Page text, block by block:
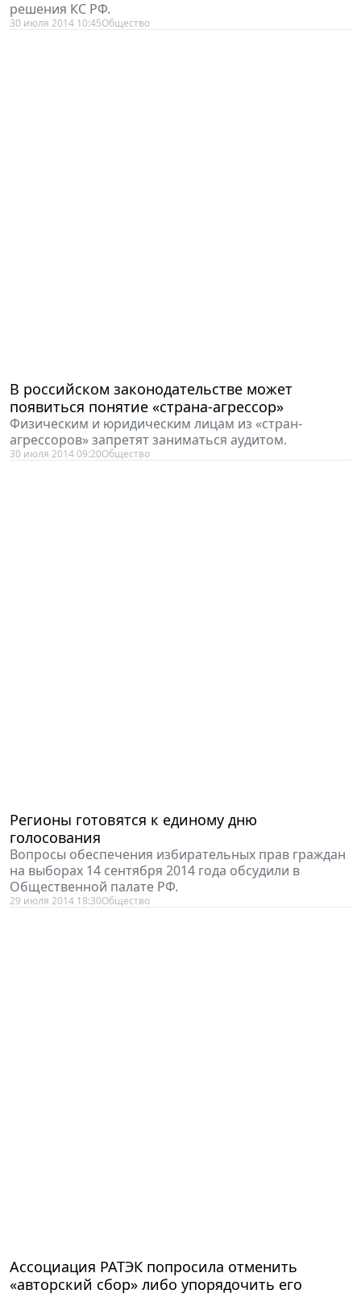
30 июля 2014 10:45Общество
появиться понятие «страна-агрессор»
Физическим и юридическим лицам из «стран-
агрессоров» запретят заниматься аудитом.
30 июля 2014 09:20Общество
голосования
Вопросы обеспечения избирательных прав граждан
на выборах 14 сентября 2014 года обсудили в
Общественной палате РФ.
29 июля 2014 18:30Общество
«авторский сбор» либо упорядочить его
использование